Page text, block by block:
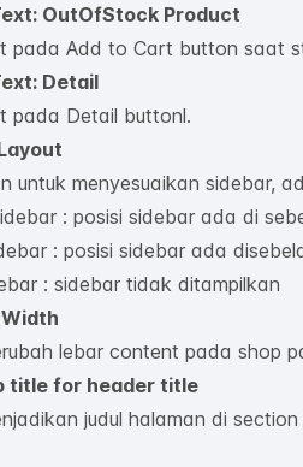
OutOfStock Product
pada Add to Cart button saat
Detail
pada Detail buttonl.
untuk menyesuaikan sidebar,
: posisi sidebar ada di
: posisi sidebar ada
: sidebar tidak ditampilkan
lebar content pada shop
title for header title
judul halaman di section